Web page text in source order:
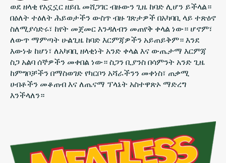
ወደ ዘላቂ የአኗኗር ዘይቤ መሸጋገር ብዙውን ጊዜ ከባድ ሊሆን ይችላል።
በዕለት ተዕለት ሕይወታችን ውስጥ ብዙ ገጽታዎች በአካባቢ ላይ ተጽዕኖ
ስለሚያሳድሩ፣ ከየት መጀመር እንዳለብን መጠየቅ ቀላል ነው። ሆኖም፣
ለውጥ ማምጣት ሁልጊዜ ከባድ እርምጃዎችን አይጠይቅም። እንደ
እውነቱ ከሆነ፣ ለአካባቢ ዘላቂነት አንድ ቀላል እና ውጤታማ እርምጃ
ስጋ አልባ ሰኞዎችን መቀበል ነው። ስጋን ቢያንስ በሳምንት አንድ ጊዜ
ከምግቦቻችን በማስወገድ የካርቦን አሻራችንን መቀነስ፣ ጠቃሚ
ሀብቶችን መቆጠብ እና ለጤናማ ፕላኔት አስተዋጽኦ ማድረግ
እንችላለን።